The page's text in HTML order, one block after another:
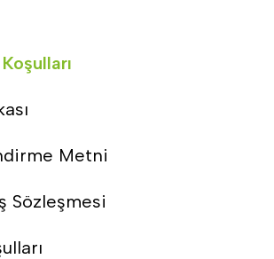
Metni
Sözleşmesi